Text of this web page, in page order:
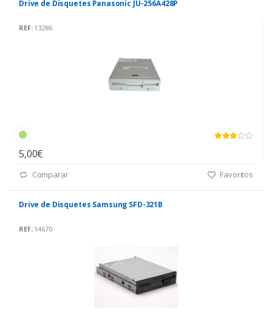
Drive de Disquetes Panasonic JU-256A428P
REF:13286
5,00€
Comparar Favoritos
Drive de Disquetes Samsung SFD-321B
REF:14670